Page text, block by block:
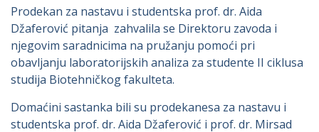
Prodekan za nastavu i studentska prof. dr. Aida
Džaferović pitanja zahvalila se Direktoru zavoda i
njegovim saradnicima na pružanju pomoći pri
obavljanju laboratorijskih analiza za studente II ciklusa
studija Biotehničkog fakulteta.
Domaćini sastanka bili su prodekanesa za nastavu i
studentska prof. dr. Aida Džaferović i prof. dr. Mirsad